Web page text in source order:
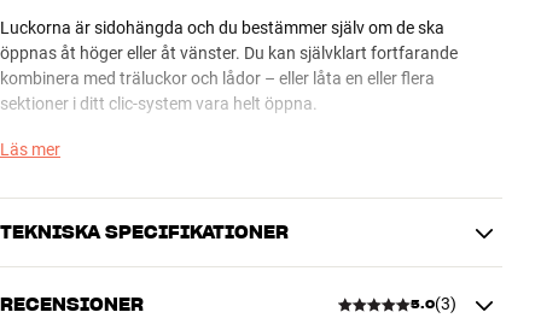
Luckorna är sidohängda och du bestämmer själv om de ska
öppnas åt höger eller åt vänster. Du kan självklart fortfarande
kombinera med träluckor och lådor – eller låta en eller flera
sektioner i ditt clic-system vara helt öppna.
clic C22 passar till möblerna clic 221 och clic 222.
Tygluckorna från clic finns i utförandena svart, vitt eller silver.
öppna och stänga luckan ofta.
Läs mer
TEKNISKA SPECIFIKATIONER
DIMENSIONER OCH DESIGN
RECENSIONER 5.0(3)